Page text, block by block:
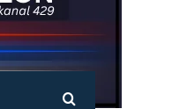
Pretraži